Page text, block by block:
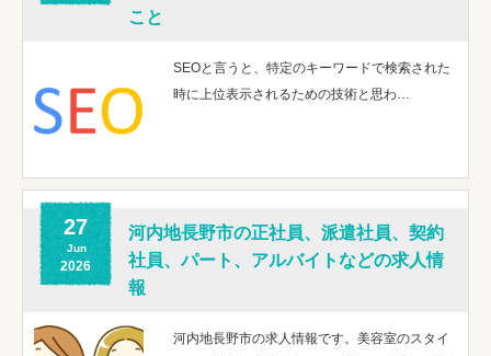
こと
SEOと言うと、特定のキーワードで検索された
時に上位表示されるための技術と思わ…
27
Jun
2026
河内地長野市の正社員、派遣社員、契約
社員、パート、アルバイトなどの求人情
報
河内地長野市の求人情報です。美容室のスタイ